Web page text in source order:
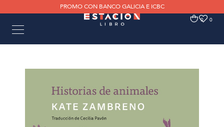
PROMO CON BANCO GALICIA E ICBC
0 0